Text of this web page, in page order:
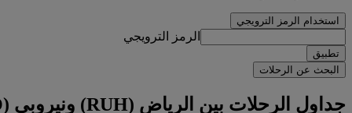
استخدام الرمز الترويجي
الرمز الترويجي
تطبيق
البحث عن الرحلات
جداول الرحلات بين الرياض (RUH) ونيروبي (NBO)